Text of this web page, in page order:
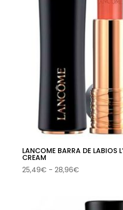
LANCOME BARRA DE LABIOS
CREAM
25,49€ - 28,96€Rango
desde